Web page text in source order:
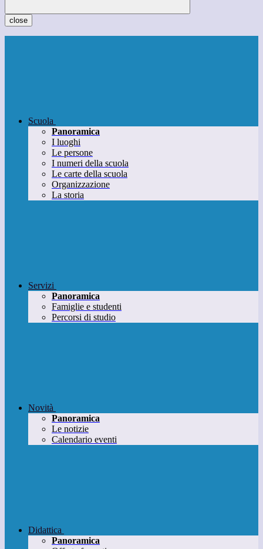
close
Scuola
Panoramica
I luoghi
Le persone
I numeri della scuola
Le carte della scuola
Organizzazione
La storia
Servizi
Panoramica
Famiglie e studenti
Percorsi di studio
Novità
Panoramica
Le notizie
Calendario eventi
Didattica
Panoramica